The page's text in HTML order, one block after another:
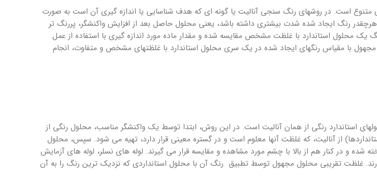
متنوع است. در روش­های رنگ­ سنجی آنالیت یا گونه ­ای که هدف شناسایی یا اندازه گیری آن است به صورت
رنگ ایجاد شده شدت بیشتری داشته باشد، یعنی محلول حاصل بعد از افزایش واکنشگر، پررنگ­ تر
محلول استاندارد با غلظت مشخص مقایسه شده و مقدار ماده مورد اندازه ­گیری با استفاده از عمل
با مقیاس رنگ­های ایجاد شده در یک سری محلول استاندارد با غلظت­های مشخص و متفاوت، انجام
استاندارد رنگی از همان آنالیت است. در این روش، ابتدا توسط یک واکنشگر مناسب، محلول رنگی از
از آنالیت، که غلظت آن­ها معلوم است و در گستره معینی قرار دارد، تهیه می ­شود. سپس، محلول
و در کنار هم از بالا با چشم مورد مشاهده و مقایسه قرار می­ گیرند. لوله­ های نسلر، لوله ­های آزمایش
هستند که در حدود ۳۰ سانتی­متر طول و ۲/۵ سانتی­متر قطر دارند. غلظت تقریبی محلول مجهول توسط تطبیق رنگ آن با محلول استانداردی که نزدیک­ ترین رنگ را به آن